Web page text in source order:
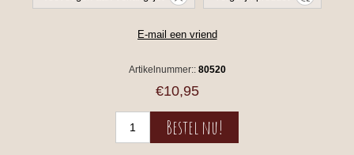
Artikelnummer:: 80520
€10,95